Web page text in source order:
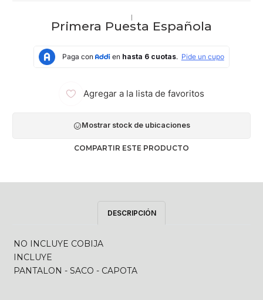
|
Primera Puesta Española
Agregar a la lista de favoritos
Mostrar stock de ubicaciones
COMPARTIR ESTE PRODUCTO
DESCRIPCIÓN
NO INCLUYE COBIJA
INCLUYE
PANTALON - SACO - CAPOTA